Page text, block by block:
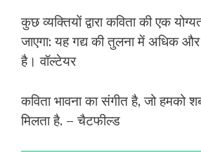
कुछ व्यक्तियों द्वारा कविता की एक
जाएगा: यह गद्य की तुलना में अधिक
है। वॉल्टेयर
कविता भावना का संगीत है, जो हमको
मिलता है. – चैटफील्ड